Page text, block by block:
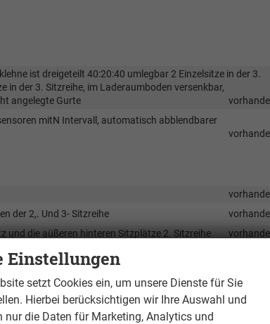
ist dreigeteilt 40:20:40 umlegbar 2 Einzelsitze in der 3.
in der 3. Sitzreihe, im Laderaumboden versenkbar,
angelegte Gurte
mitN Intervall, automatisch abblendbarer
der 2,. Und 3- Sitzreihe
und die aüßeren hinteren Sitzplätze 2. Sitzreihe
und Einklemmschutz
2. Sitzreihe
für vorne und hinten
Einstellungen
setzt Cookies ein, um unsere Dienste für Sie
Hierbei berücksichtigen wir Ihre Auswahl und
nur die Daten für Marketing, Analytics und